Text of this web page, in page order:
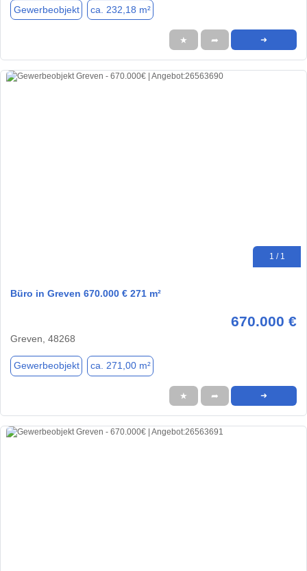
Gewerbeobjekt ca. 232,18 m²
★ ➦ ➜
1 / 1
Büro in Greven 670.000 € 271 m²
670.000 €
Greven, 48268
Gewerbeobjekt ca. 271,00 m²
★ ➦ ➜